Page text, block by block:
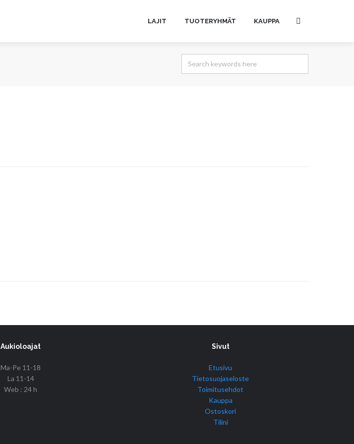
LAJIT TUOTERYHMÄT KAUPPA
Aukioloajat
Ma-Pe 11-18
La 11-14
Web : 24 h
Sivut
Etusivu
Tietosuojaseloste
Toimitusehdot
Kauppa
Ostoskori
Tilini